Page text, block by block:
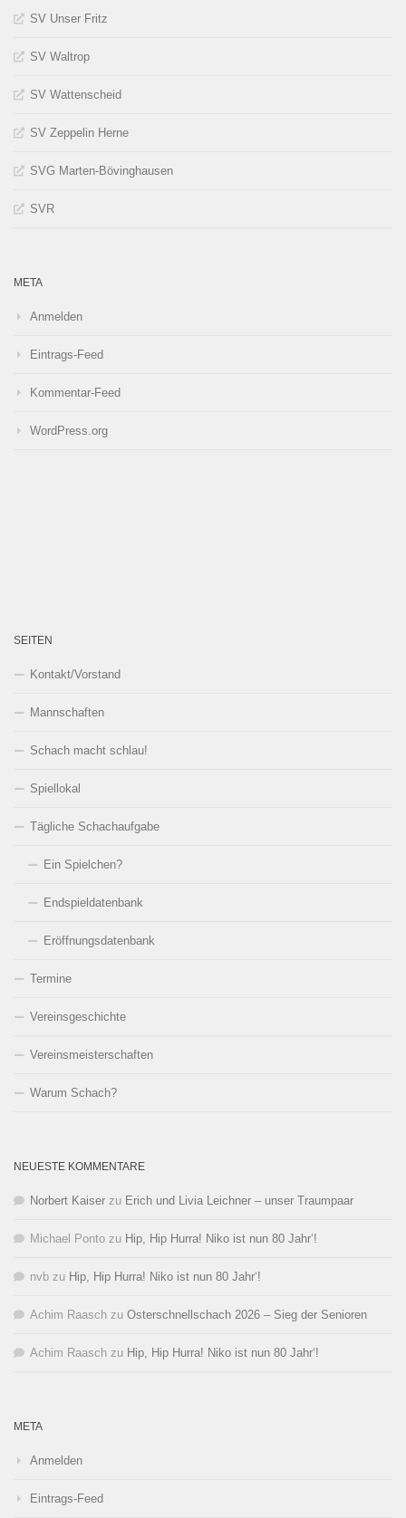
SV Unser Fritz
SV Waltrop
SV Wattenscheid
SV Zeppelin Herne
SVG Marten-Bövinghausen
SVR
META
Anmelden
Eintrags-Feed
Kommentar-Feed
WordPress.org
SEITEN
Kontakt/Vorstand
Mannschaften
Schach macht schlau!
Spiellokal
Tägliche Schachaufgabe
Ein Spielchen?
Endspieldatenbank
Eröffnungsdatenbank
Termine
Vereinsgeschichte
Vereinsmeisterschaften
Warum Schach?
NEUESTE KOMMENTARE
Norbert Kaiser zu Erich und Livia Leichner – unser Traumpaar
Michael Ponto zu Hip, Hip Hurra! Niko ist nun 80 Jahr‘!
nvb zu Hip, Hip Hurra! Niko ist nun 80 Jahr‘!
Achim Raasch zu Osterschnellschach 2026 – Sieg der Senioren
Achim Raasch zu Hip, Hip Hurra! Niko ist nun 80 Jahr‘!
META
Anmelden
Eintrags-Feed